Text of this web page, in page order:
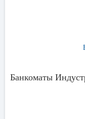
Банкоматы